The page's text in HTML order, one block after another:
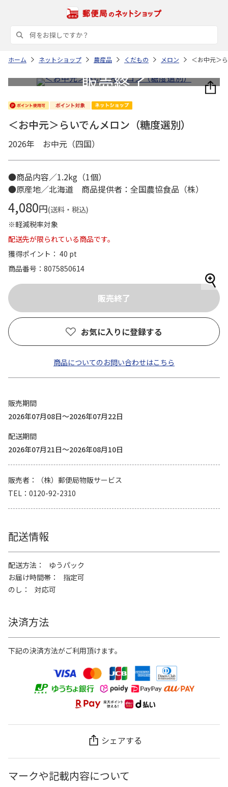
ホーム ネットショップ 農産品 くだもの メロン ＜お中元＞
＜お中元＞らいでんメロン（糖度選別）
2026年 お中元（四国）
●商品内容／1.2kg（1個）
●原産地／北海道 商品提供者：全国農協食品（株）
4,080円(送料・税込)
※軽減税率対象
配送先が限られている商品です。
獲得ポイント： 40 pt
商品番号
8075850614
お気に入りに登録する
商品についてのお問い合わせはこちら
販売期間
2026年07月08日～2026年07月22日
配送期間
2026年07月21日～2026年08月10日
販売者
（株）郵便局物販サービス
TEL
0120-92-2310
配送情報
配送方法
ゆうパック
お届け時間帯
指定可
のし
対応可
決済方法
下記の決済方法がご利用頂けます。
シェアする
マークや記載内容について